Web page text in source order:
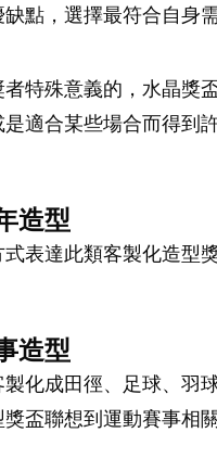
點，選擇最符合自身
特殊意義的，水晶獎
適合某些場合而得到
造型
表達此類客製化造型
造型
化成田徑、足球、羽
盃聯想到運動賽事相關